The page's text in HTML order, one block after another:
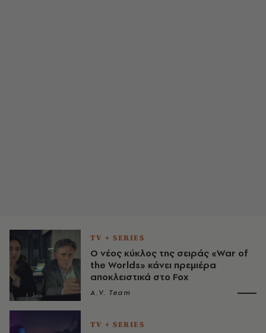
TV + SERIES
Ο νέος κύκλος της σειράς «War of
the Worlds» κάνει πρεμιέρα
αποκλειστικά στο Fox
A.V. Team
TV + SERIES